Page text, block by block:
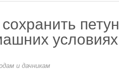
сохранить
условиях
и дачникам